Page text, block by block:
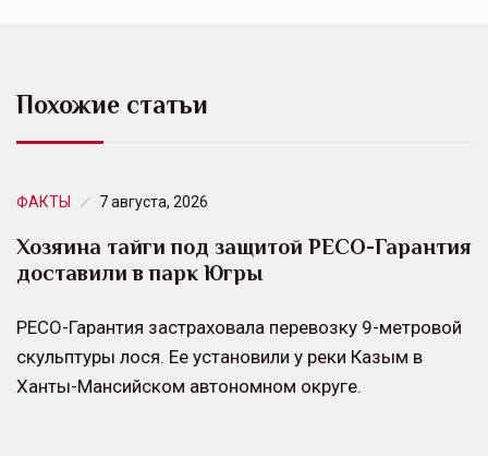
Похожие статьи
ФАКТЫ 7 августа, 2026
Хозяина тайги под защитой РЕСО-Гарантия
доставили в парк Югры
РЕСО-Гарантия застраховала перевозку 9-метровой
скульптуры лося. Ее установили у реки Казым в
Ханты-Мансийском автономном округе.